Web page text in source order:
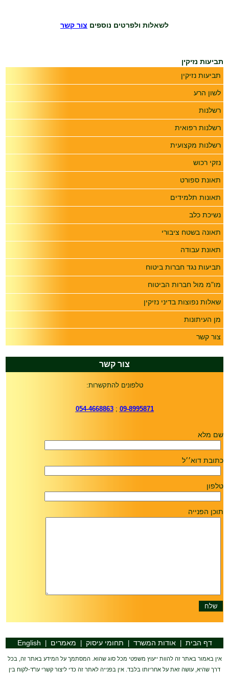
לשאלות ולפרטים נוספים צור קשר
תביעות נזיקין
תביעות נזיקין
לשון הרע
רשלנות
רשלנות רפואית
רשלנות מקצועית
נזקי רכוש
תאונת ספורט
תאונות תלמידים
נשיכת כלב
תאונה בשטח ציבורי
תאונת עבודה
תביעות נגד חברות ביטוח
מו"מ מול חברות הביטוח
שאלות נפוצות בדיני נזיקין
מן העיתונות
צור קשר
צור קשר
טלפונים להתקשרות:
09-8995871
;
054-4668863
שם מלא
כתובת דוא׳׳ל
טלפון
תוכן הפנייה
דף הבית |אודות המשרד תחומי עיסוק מאמרים English
אין באמור באתר זה להוות ייעוץ משפטי מכל סוג שהוא. המסתמך על המידע באתר זה, בכל
דרך שהיא, עושה זאת על אחריותו בלבד. אין בפנייה לאתר זה כדי ליצור קשרי עו"ד-לקוח בין